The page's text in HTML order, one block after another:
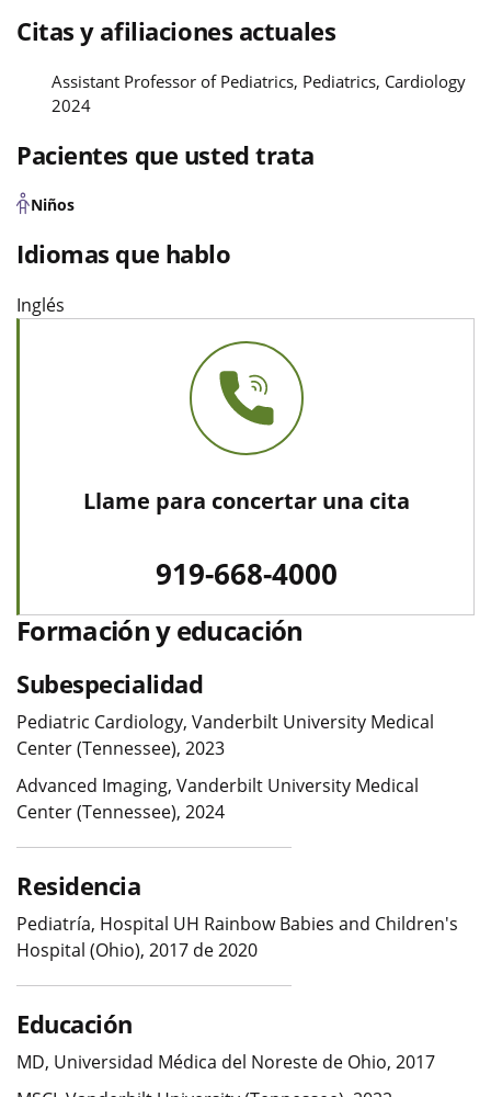
Citas y afiliaciones actuales
Assistant Professor of Pediatrics, Pediatrics, Cardiology
2024
Pacientes que usted trata
Niños
Idiomas que hablo
Inglés
Llame para concertar una cita
919-668-4000
Formación y educación
Subespecialidad
Pediatric Cardiology, Vanderbilt University Medical
Center (Tennessee), 2023
Advanced Imaging, Vanderbilt University Medical
Center (Tennessee), 2024
Residencia
Pediatría, Hospital UH Rainbow Babies and Children's
Hospital (Ohio), 2017 de 2020
Educación
MD, Universidad Médica del Noreste de Ohio, 2017